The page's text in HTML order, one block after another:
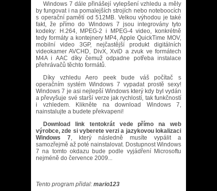
Windows 7 dále přinášejí vylepšení vzhledu a měly
by fungovat i na pomalejších strojích nebo noteboocích
s operační pamětí od 512MB. Velkou výhodou je také
fakt, že přímo do Windows 7 jsou integrovány tyto
kodeky: H.264, MPEG-2 i MPEG-4 video, konkrétně
tedy formáty a kontejnery MP4, Apple QuickTime MOV,
mobilní video 3GP, nejčastější produkt digitálních
videokamer AVCHD, DivX, XviD a zvuk ve formátech
M4A i AAC díky čemuž odpadne potřeba instalace
přehrávačů těchto formátů.
Díky vzhledu Aero peek bude váš počítač s
operačním systém Windows 7 vypadat prostě sexy!
Windows 7 je asi nejlepší Windows který kdy byl vydán
a převyšuje své starší verze jak rychlostí, tak funkčností
i vzhledem. Klikněte na download Windows 7,
nainstalujte a budete překvapeni!
Download link tentokrát vede přímo na web
výrobce, zde si vyberete verzi a jazykovou lokalizaci
Windows 7, který následně musíte vypálit a
samozřejmě až poté nainstalovat. Dostupnost Windows
7 na tomto okdazu bude podle vyjádření Microsoftu
nejméně do července 2009...
Tento program přidal: mario123